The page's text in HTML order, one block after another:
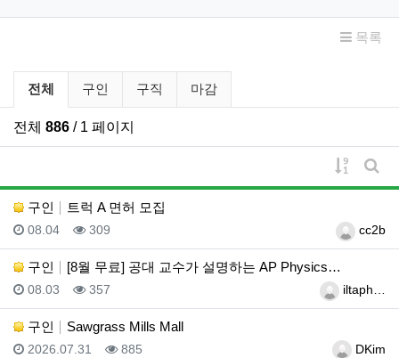
목록
구인/구직 분류 목록
전체 구인 구직 마감
전체 886 / 1 페이지
게시물
게
구인
트럭 A 면허 모집
등록자cc2b
등록일
08.04 조회
309
구인 [8월 무료] 공대 교수가 설명하는 AP Physics…
등록자iltaph…
등록일
08.03 조회
357
구인 Sawgrass Mills Mall
등록자DKim
등록일
2026.07.31 조회
885